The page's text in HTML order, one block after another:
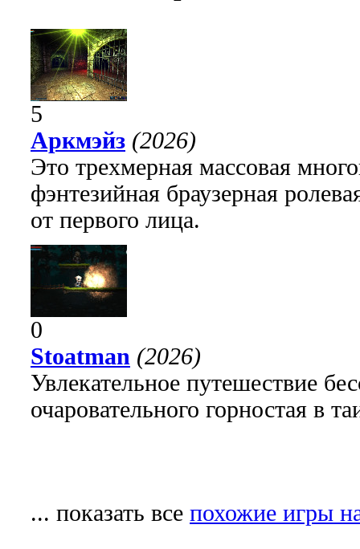
5
Аркмэйз (2026)
Это трехмерная массовая
фэнтезийная браузерная
от первого лица.
0
Stoatman (2026)
Увлекательное путешествие
очаровательного горностая в
... показать все похожие игры